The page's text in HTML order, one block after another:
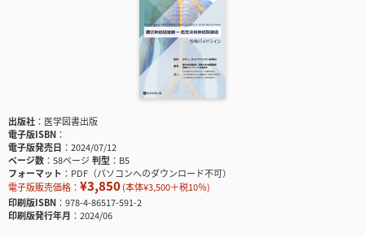
出版社
医学図書出版
電子版ISBN
電子版発売日
2024/07/12
ページ数
58ページ判型
B5
フォーマット
PDF（パソコンへのダウンロード不可）
電子版販売価格： ¥3,850(本体¥3,500＋税10％)
印刷版ISBN
978-4-86517-591-2
印刷版発行年月
2024/06